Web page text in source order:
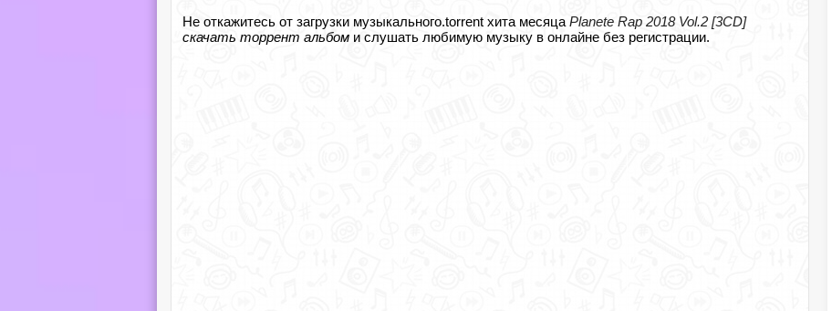
Не откажитесь от загрузки музыкального.torrent хита месяца Planete Rap 2018 Vol.2 [3CD]
скачать торрент альбом и слушать любимую музыку в онлайне без регистрации.